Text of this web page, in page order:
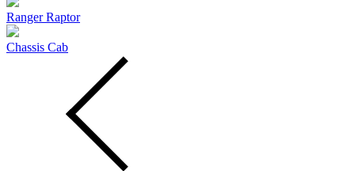
Ranger Raptor
Chassis Cab